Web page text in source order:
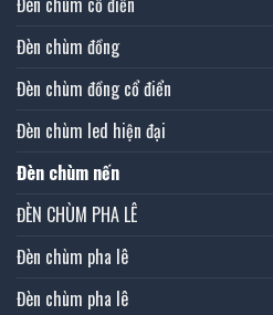
Đèn chùm đồng
Đèn chùm đồng cổ điển
Đèn chùm led hiện đại
Đèn chùm nến
ĐÈN CHÙM PHA LÊ
Đèn chùm pha lê
Đèn chùm pha lê